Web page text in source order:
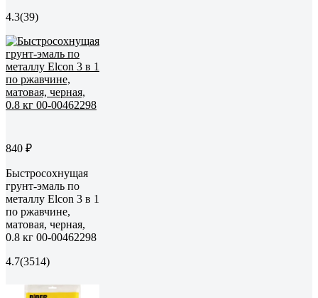
4.3(39)
840 ₽
Быстросохнущая
грунт-эмаль по
металлу Elcon 3 в 1
по ржавчине,
матовая, черная,
0.8 кг 00-00462298
4.7(3514)